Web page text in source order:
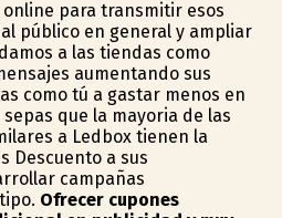
para transmitir esos
público en general y ampliar
a las tiendas como
aumentando sus
como tú a gastar menos en
que la mayoria de las
a Ledbox tienen la
Descuento a sus
campañas
Ofrecer cupones